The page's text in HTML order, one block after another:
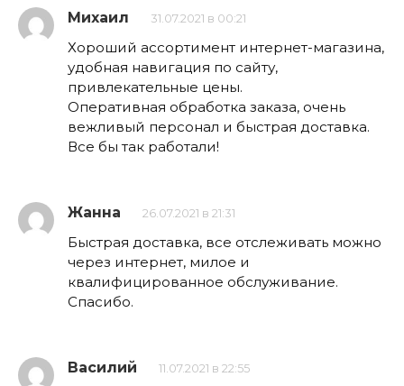
Михаил 31.07.2021 в 00:21
Хороший ассортимент интернет-магазина,
удобная навигация по сайту,
привлекательные цены.
Оперативная обработка заказа, очень
вежливый персонал и быстрая доставка.
Все бы так работали!
Жанна 26.07.2021 в 21:31
Быстрая доставка, все отслеживать можно
через интернет, милое и
квалифицированное обслуживание.
Спасибо.
Василий 11.07.2021 в 22:55